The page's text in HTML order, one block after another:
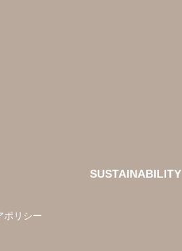
ポリシー
SUSTAINABILITY